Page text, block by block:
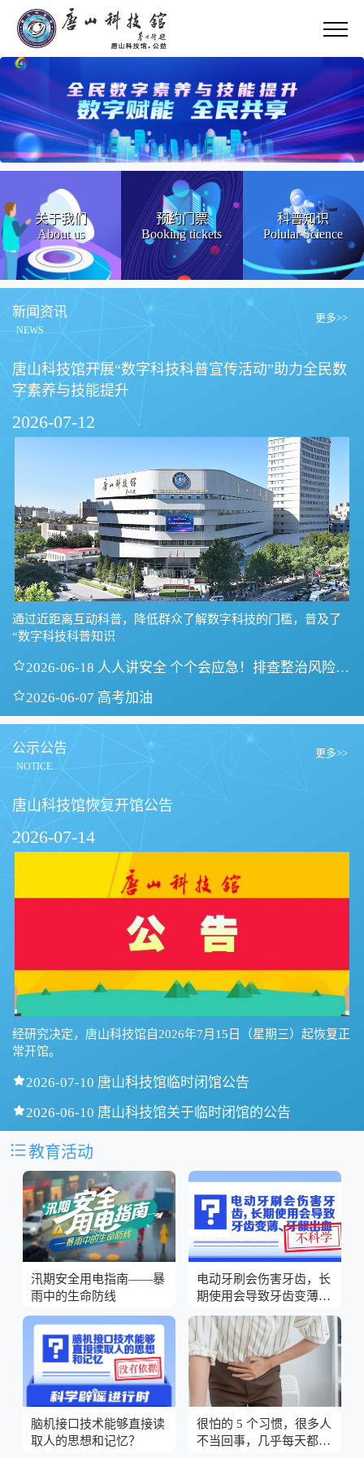
关于我们
About us
预约门票
Booking tickets
科普知识
Polular Science
新闻资讯
NEWS
更多>>
唐山科技馆开展“数字科技科普宣传活动”助力全民数
字素养与技能提升
2026-07-12
通过近距离互动科普，降低群众了解数字科技的门槛，普及了
“数字科技科普知识
2026-06-18 人人讲安全 个个会应急！排查整治风险隐
2026-06-07 高考加油
公示公告
NOTICE
更多>>
唐山科技馆恢复开馆公告
2026-07-14
经研究决定，唐山科技馆自2026年7月15日（星期三）起恢复正
常开馆。
2026-07-10 唐山科技馆临时闭馆公告
2026-06-10 唐山科技馆关于临时闭馆的公告
教育活动
汛期安全用电指南——暴
雨中的生命防线
电动牙刷会伤害牙齿，长
期使用会导致牙齿变薄、
牙龈出血？
脑机接口技术能够直接读
取人的思想和记忆？
很怕的 5 个习惯，很多人
不当回事，几乎每天都在